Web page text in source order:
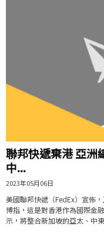
聯邦快遞棄港 亞洲
中...
2023年05月06日
美國聯邦快遞（FedEx）宣佈
博指，這是對香港作為國際金
示，將整合新加坡的亞太、中